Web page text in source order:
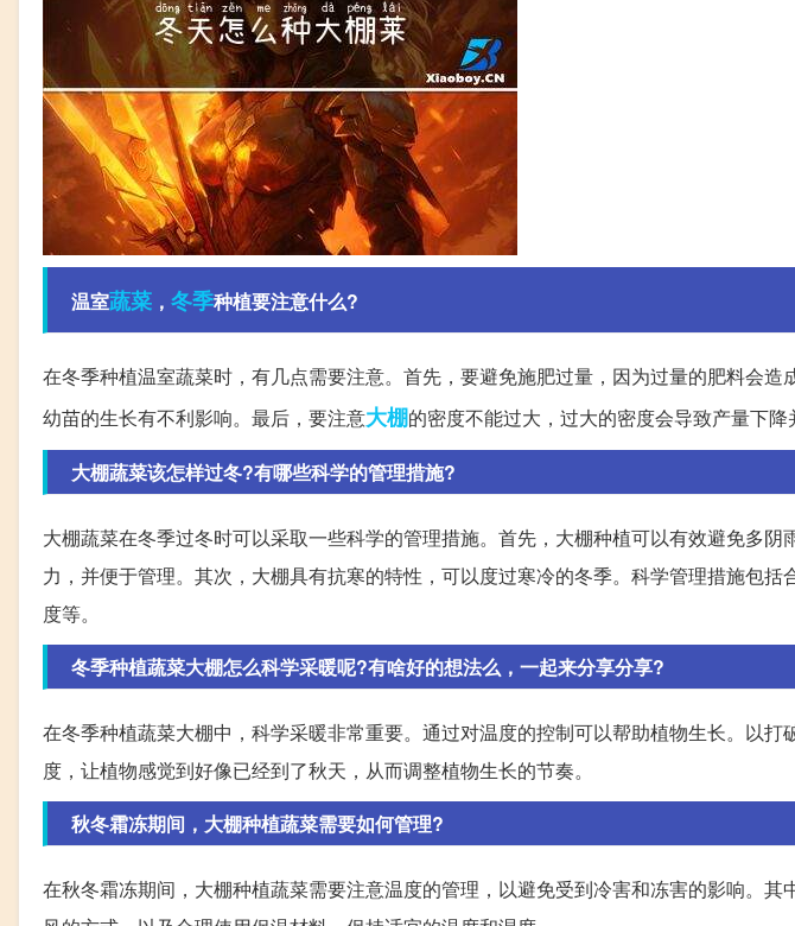
温室蔬菜 ， 冬季种植要注意什么?
在冬季种植温室蔬菜时，有几点需要注意。首先，要避免施肥过量，因为过量的肥料会
幼苗的生长有不利影响。最后，要注意大棚的密度不能过大，过大的密度会导致产量下降
大棚蔬菜该怎样过冬?有哪些科学的管理措施?
大棚蔬菜在冬季过冬时可以采取一些科学的管理措施。首先，大棚种植可以有效避免多阴
力，并便于管理。其次，大棚具有抗寒的特性，可以度过寒冷的冬季。科学管理措施包
度等。
冬季种植蔬菜大棚怎么科学采暖呢?有啥好的想法么，一起来分享分享?
在冬季种植蔬菜大棚中，科学采暖非常重要。通过对温度的控制可以帮助植物生长。以
度，让植物感觉到好像已经到了秋天，从而调整植物生长的节奏。
秋冬霜冻期间，大棚种植蔬菜需要如何管理?
在秋冬霜冻期间，大棚种植蔬菜需要注意温度的管理，以避免受到冷害和冻害的影响。